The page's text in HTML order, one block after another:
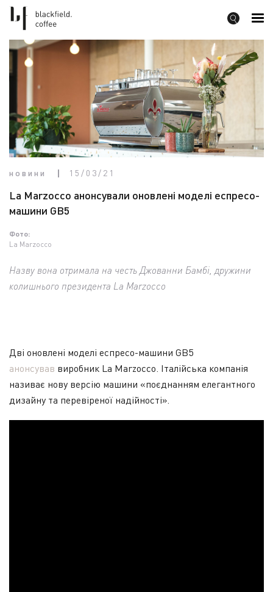
новини 15/03/21
La Marzocco анонсували оновлені моделі еспресо-
машини GB5
Фото:
La Marzocco
Назву вона отримала на честь Джованни Бамбі, дружини
колишнього президента La Marzocco
Дві оновлені моделі еспресо-машини GB5
анонсував виробник La Marzocco. Італійська компанія
називає нову версію машини «поєднанням елегантного
дизайну та перевіреної надійності».